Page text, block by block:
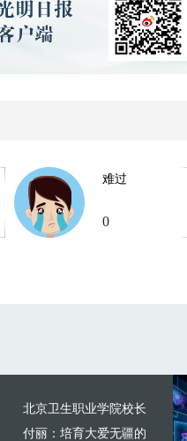
难过
0
北京卫生职业学院校长
付丽：培育大爱无疆的